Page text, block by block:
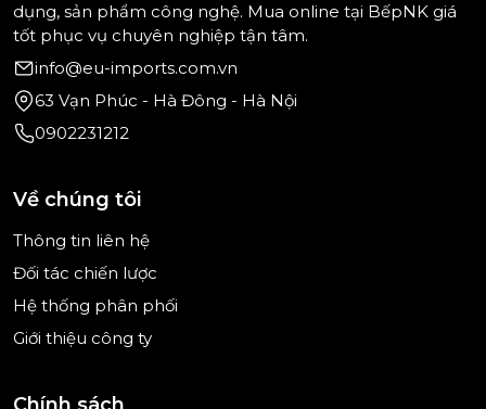
dụng, sản phẩm công nghệ. Mua online tại BếpNK giá
tốt phục vụ chuyên nghiệp tận tâm.
info@eu-imports.com.vn
63 Vạn Phúc - Hà Đông - Hà Nội
0902231212
Về chúng tôi
Thông tin liên hệ
Đối tác chiến lược
Hệ thống phân phối
Giới thiệu công ty